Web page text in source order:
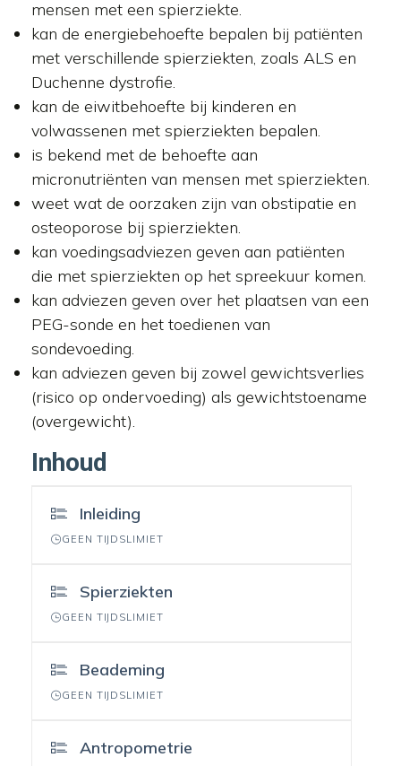
mensen met een spierziekte.
kan de energiebehoefte bepalen bij patiënten
met verschillende spierziekten, zoals ALS en
Duchenne dystrofie.
kan de eiwitbehoefte bij kinderen en
volwassenen met spierziekten bepalen.
is bekend met de behoefte aan
micronutriënten van mensen met spierziekten.
weet wat de oorzaken zijn van obstipatie en
osteoporose bij spierziekten.
kan voedingsadviezen geven aan patiënten
die met spierziekten op het spreekuur komen.
kan adviezen geven over het plaatsen van een
PEG-sonde en het toedienen van
sondevoeding.
kan adviezen geven bij zowel gewichtsverlies
(risico op ondervoeding) als gewichtstoename
(overgewicht).
Inhoud
Inleiding
GEEN TIJDSLIMIET
Spierziekten
GEEN TIJDSLIMIET
Beademing
GEEN TIJDSLIMIET
Antropometrie